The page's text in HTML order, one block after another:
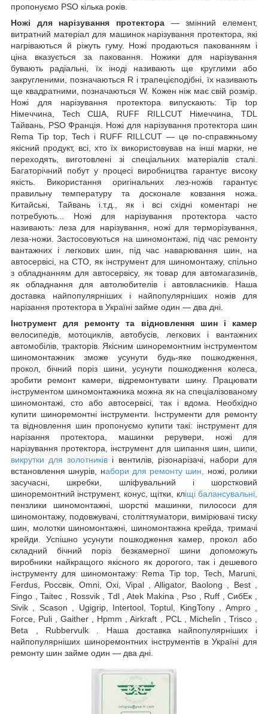
пропонуємо PSO кілька років.
Ножі для нарізування протектора — змінний елемент,
витратний матеріал для машинок нарізування протектора, які
нагріваються й ріжуть гуму. Ножі продаються пакованням і
ціна вказується за паковання. Ножики для нарізування
бувають радіальні, їх іноді називають ще круглими або
закругленими, позначаються R і трапецієподібні, їх називають
ще квадратними, позначаються W. Кожен ніж має свій розмір.
Ножі для нарізування протектора випускають: Tip top
Німеччина, Tech США, RUFF RILLCUT Німеччина, TDL
Тайвань, PSO Франція. Ножі для нарізування протектора шин
Rema Tip top, Tech і RUFF RILLCUT — це по-справжньому
якісний продукт, всі, хто їх використовував на інші марки, не
переходять, виготовлені зі спеціальних матеріалів сталі.
Багаторічний побут у процесі виробництва гарантує високу
якість. Використання оригінальних лез-ножів гарантує
правильну температуру та досконале ковзання ножа.
Китайські, Тайвань і.т.д., як і всі східні коментарі не
потребують... Ножі для нарізування протектора часто
називають: леза для нарізування, ножі для терморізування,
леза-ножи. Застосовуються на шиномонтажі, під час ремонту
вантажних і легкових шин, під час наварювання шин, на
автосервісі, на СТО, як інструмент для шиномонтажу, спільно
з обладнанням для автосервісу, як товар для автомагазинів,
як обладнання для автолюбителів і автовласників. Наша
доставка найпопулярніших і найпопулярніших ножів для
нарізання протектора в Україні займе один — два дні.
Інструмент для ремонту та відновлення шин і камер
велосипедів, мотоциклів, автобусів, легкових і вантажних
автомобілів, тракторів. Якісним шиноремонтним інструментом
шиномонтажник зможе усунути будь-яке пошкодження,
прокол, бічний поріз шини, усунути пошкодження колеса,
зробити ремонт камери, відремонтувати шину. Працювати
інструментом шиномонтажника можна як на спеціалізованому
шиномонтажі, сто або автосервісі, так і вдома. Необхідно
купити шиноремонтні інструменти. Інструменти для ремонту
та відновлення шин пропонуємо купити такі: інструмент для
нарізання протектора, машинки рерувери, ножі для
нарізування протектора, інструмент для шипання шин, шипи,
викрутки для золотників і вентилів, різонарізачі, набори для
встановлення шнурів, набори для ремонту шин,
ножі, ролики
засучасні, шкребки, шліфувальний і шорстковий
шиноремонтний інструмент, конус, щітки, кліщі балансувальні,
пензлики шиномонтажні, шорсткі машинки, пилососи для
шиномонтажу, подовжувачі, століттяуматори, вимірювачі тиску
шин, молотки шиномонтажні, шиномонтажна крейда, тримачі
крейди. Успішно усунути пошкодження камер, прокол або
складний бічний поріз безкамерної шини допоможуть
виробники найкращого якісного як дорогого, так і дешевого
інструменту для шиномонтажу: Rema Tip top, Tech, Maruni,
Ferdus, Россвік, Omni, Oxi, Vipal , Alligator, Baolong , Best ,
Fingo , Taitec , Rossvik , Tdl , Atek Makina , Pso , Ruff , СибЕк ,
Sivik , Scason , Ugigrip, Intertool, Toptul, KingTony , Ampro ,
Force, Puli , Gaither , Hpmm , Airkraft , PCL , Michelin , Trisco ,
Beta , Rubbervulk . Наша доставка найпопулярніших і
найпопулярніших шиноремонтних інструментів в Україні для
ремонту шин займе один — два дні.